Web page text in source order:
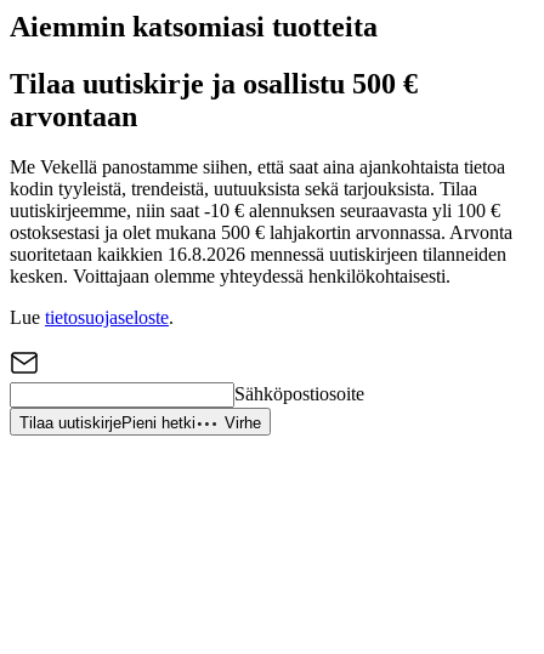
Aiemmin katsomiasi tuotteita
Tilaa uutiskirje ja osallistu 500 €
arvontaan
Me Vekellä panostamme siihen, että saat aina ajankohtaista tietoa
kodin tyyleistä, trendeistä, uutuuksista sekä tarjouksista. Tilaa
uutiskirjeemme, niin saat -10 € alennuksen seuraavasta yli 100 €
ostoksestasi ja olet mukana 500 € lahjakortin arvonnassa. Arvonta
suoritetaan kaikkien 16.8.2026 mennessä uutiskirjeen tilanneiden
kesken. Voittajaan olemme yhteydessä henkilökohtaisesti.
Lue tietosuojaseloste.
Sähköpostiosoite
Tilaa uutiskirjePieni hetki Virhe